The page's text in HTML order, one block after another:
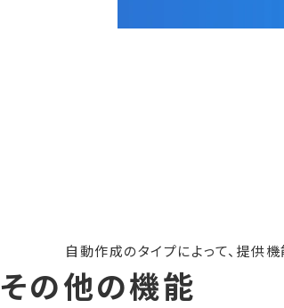
自動作成のタイプによって、提供
その他の機能